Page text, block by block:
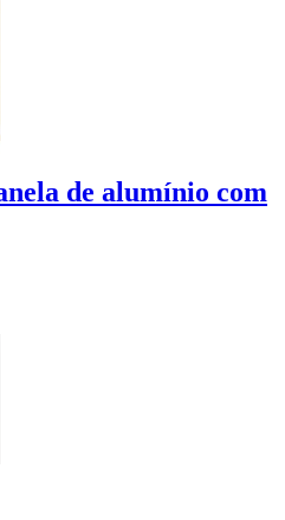
de alumínio com